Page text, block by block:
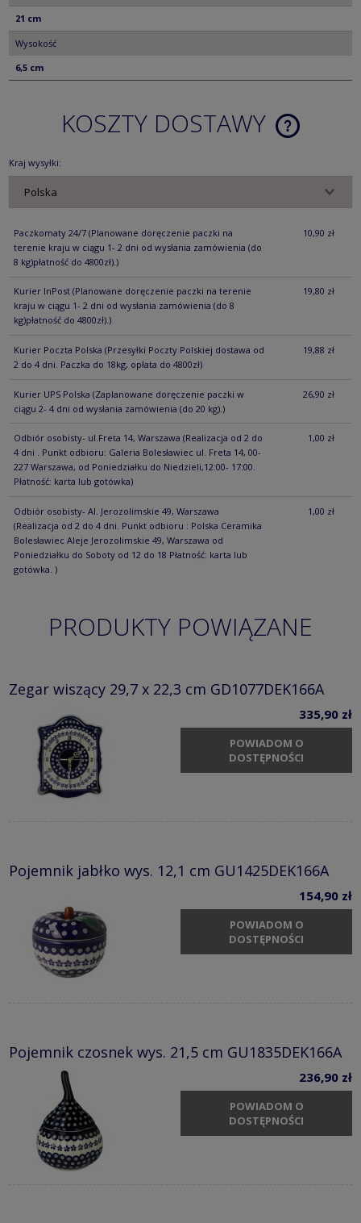
21 cm
Wysokość
6,5 cm
KOSZTY DOSTAWY
CENA NIE
Kraj wysyłki:
Paczkomaty 24/7 (Planowane doręczenie paczki na
terenie kraju w ciągu 1- 2 dni od wysłania zamówienia (do
8 kg)płatność do 4800zł).)
10,90 zł
Kurier InPost (Planowane doręczenie paczki na terenie
kraju w ciągu 1- 2 dni od wysłania zamówienia (do 8
kg)płatność do 4800zł).)
19,80 zł
Kurier Poczta Polska (Przesyłki Poczty Polskiej dostawa od
2 do 4 dni. Paczka do 18kg, opłata do 4800zł)
19,88 zł
Kurier UPS Polska (Zaplanowane doręczenie paczki w
ciągu 2- 4 dni od wysłania zamówienia (do 20 kg).)
26,90 zł
Odbiór osobisty- ul.Freta 14, Warszawa (Realizacja od 2 do
4 dni . Punkt odbioru: Galeria Bolesławiec ul. Freta 14, 00-
227 Warszawa, od Poniedziałku do Niedzieli,12:00- 17:00.
Płatność: karta lub gotówka)
1,00 zł
Odbiór osobisty- Al. Jerozolimskie 49, Warszawa
(Realizacja od 2 do 4 dni. Punkt odbioru : Polska Ceramika
Bolesławiec Aleje Jerozolimskie 49, Warszawa od
Poniedziałku do Soboty od 12 do 18 Płatność: karta lub
gotówka. )
1,00 zł
PRODUKTY POWIĄZANE
Zegar wiszący 29,7 x 22,3 cm GD1077DEK166A
335,90 zł
POWIADOM O
DOSTĘPNOŚCI
Pojemnik jabłko wys. 12,1 cm GU1425DEK166A
154,90 zł
POWIADOM O
DOSTĘPNOŚCI
Pojemnik czosnek wys. 21,5 cm GU1835DEK166A
236,90 zł
POWIADOM O
DOSTĘPNOŚCI